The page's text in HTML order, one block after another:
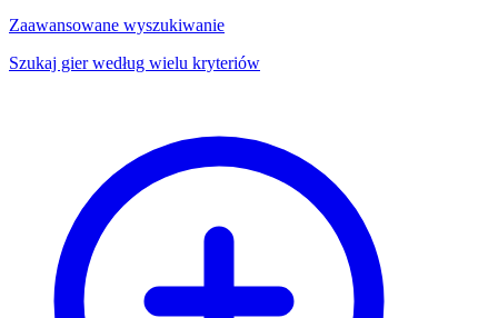
Zaawansowane wyszukiwanie
Szukaj gier według wielu kryteriów